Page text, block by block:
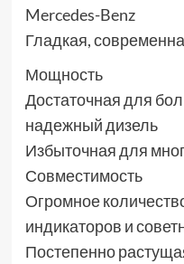
Mercedes-Benz
Гладкая,
Мощность
Достаточная для
надежный дизель
Избыточная для
Совместимость
Огромное
индикаторов и
Постепенно